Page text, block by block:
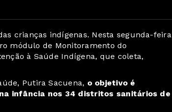
crianças indígenas. Nesta segunda-feira
módulo de Monitoramento do
à Saúde Indígena, que coleta,
Putira Sacuena, o objetivo é
infância nos 34 distritos sanitários de